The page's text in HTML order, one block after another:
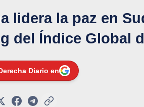
lidera la paz en
del Índice Global
Diario en